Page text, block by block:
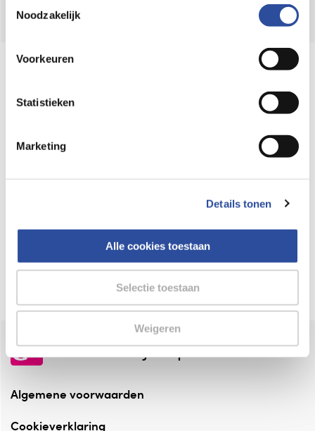
en de bewaartermijnen per categorie. Je kunt je keuze op
gegevensverwerking staat in de
Privacyverklaring
Noodzakelijk
Voorkeuren
Statistieken
Marketing
Details tonen
Alle cookies toestaan
Selectie toestaan
Weigeren
Online aanbieder medicijnen
webshop mag verkopen.
⁠Verantwoorde zorg, ⁠ook online.
Altijd onze folder bij de hand
Check onze folders ⁠bij AlleFolders.
de vriendelijke specialist
Algemene voorwaarden
Cookieverklaring